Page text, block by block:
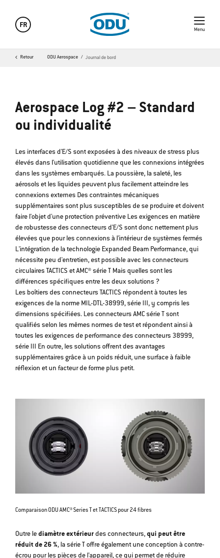
FR
Menu
Retour ODU Aerospace Journal de bord
Aerospace Log #2 – Standard
ou individualité
Les interfaces d'E/S sont exposées à des niveaux de stress plus
élevés dans l'utilisation quotidienne que les connexions intégrées
dans les systèmes embarqués. La poussière, la saleté, les
aérosols et les liquides peuvent plus facilement atteindre les
connexions externes Des contraintes mécaniques
supplémentaires sont plus susceptibles de se produire et doivent
faire l'objet d'une protection préventive Les exigences en matière
de robustesse des connecteurs d'E/S sont donc nettement plus
élevées que pour les connexions à l'intérieur de systèmes fermés
L'intégration de la technologie Expanded Beam Performance, qui
nécessite peu d'entretien, est possible avec les connecteurs
circulaires TACTICS et AMC® série T Mais quelles sont les
différences spécifiques entre les deux solutions ?
Les boîtiers des connecteurs TACTICS répondent à toutes les
exigences de la norme MIL-DTL-38999, série III, y compris les
dimensions spécifiées. Les connecteurs AMC série T sont
qualifiés selon les mêmes normes de test et répondent ainsi à
toutes les exigences de performance des connecteurs 38999,
série III En outre, les solutions offrent des avantages
supplémentaires grâce à un poids réduit, une surface à faible
réflexion et un facteur de forme plus petit.
Comparaison ODU AMC® Series T et TACTICS pour 24 fibres
Outre lediamètre extérieurdes connecteurs,qui peut être
réduit de 26 %, la série T offre également une conception à contre-
écrou pour les pièces de l'appareil, ce qui permet de réduire